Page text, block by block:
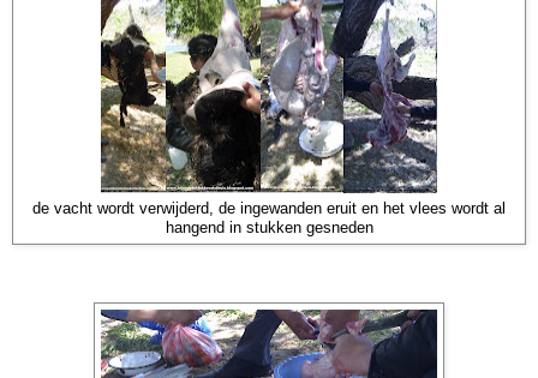
de vacht wordt verwijderd, de ingewanden eruit en het vlees wordt al
hangend in stukken gesneden